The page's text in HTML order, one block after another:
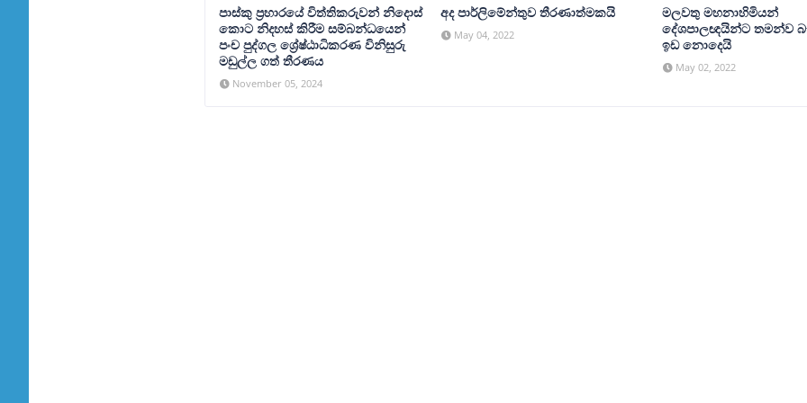
පාස්කු ප්‍රහාරයේ විත්තිකරුවන් නිදොස්
කොට නිදහස් කිරීම සම්බන්ධයෙන්
පංච පුද්ගල ශ්‍රේෂ්ඨාධිකරණ විනිසුරු
මඩුල්ල ගත් තීරණය
November 05, 2024
අද පාර්ලිමේන්තුව තීරණාත්මකයි
May 04, 2022
මලවතු මහනාහිමියන්
දේශපාලඥයින්ට තමන්ව
ඉඩ නොදෙයි
May 02, 2022